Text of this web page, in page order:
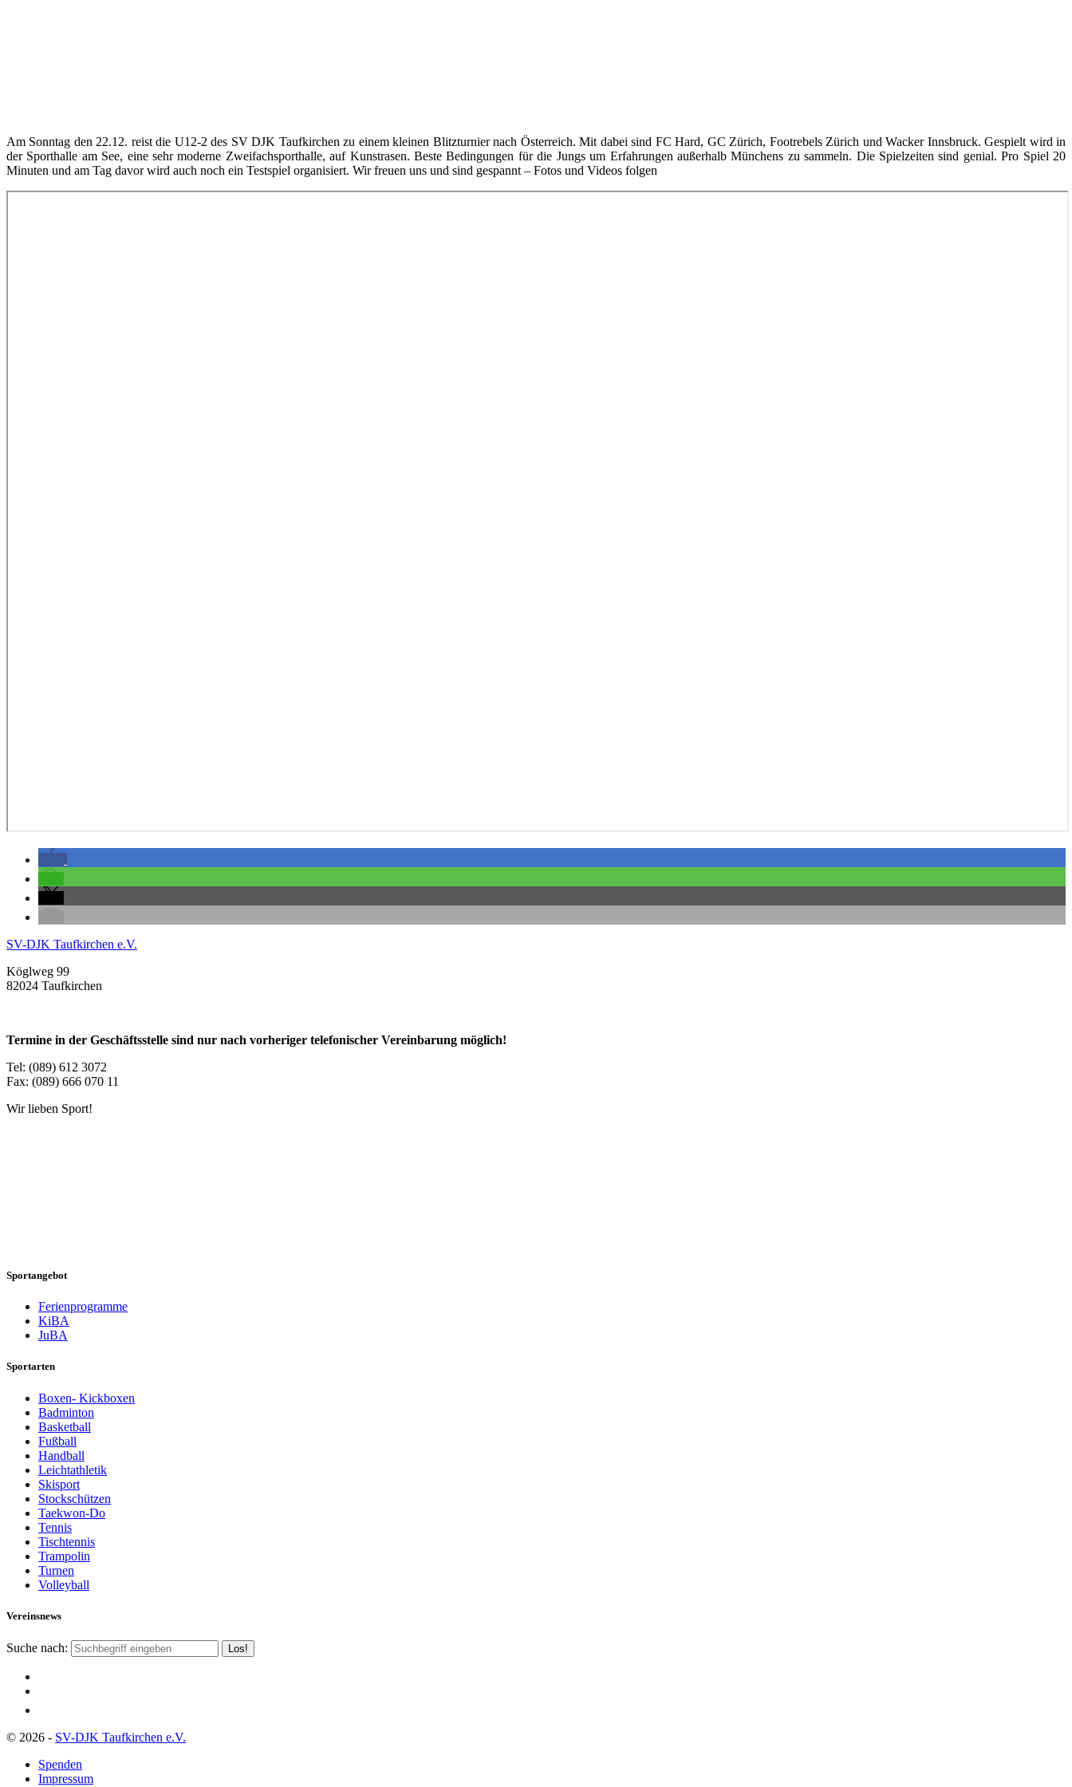
Am Sonntag den 22.12. reist die U12-2 des SV DJK Taufkirchen zu einem kleinen Blitzturnier nach Österreich. Mit dabei sind FC Hard, GC Zürich, Footrebels Zürich und Wacker Innsbruck. Gespielt wird in
der Sporthalle am See, eine sehr moderne Zweifachsporthalle, auf Kunstrasen. Beste Bedingungen für die Jungs um Erfahrungen außerhalb Münchens zu sammeln. Die Spielzeiten sind genial. Pro Spiel 20
Minuten und am Tag davor wird auch noch ein Testspiel organisiert. Wir freuen uns und sind gespannt – Fotos und Videos folgen
SV-DJK Taufkirchen e.V.
Köglweg 99
82024 Taufkirchen
Termine in der Geschäftsstelle sind nur nach vorheriger telefonischer Vereinbarung möglich!
Tel: (089) 612 3072
Fax: (089) 666 070 11
Wir lieben Sport!
Sportangebot
Ferienprogramme
KiBA
JuBA
Sportarten
Boxen- Kickboxen
Badminton
Basketball
Fußball
Handball
Leichtathletik
Skisport
Stockschützen
Taekwon-Do
Tennis
Tischtennis
Trampolin
Turnen
Volleyball
Vereinsnews
Suche nach:
© 2026 - SV-DJK Taufkirchen e.V.
Spenden
Impressum